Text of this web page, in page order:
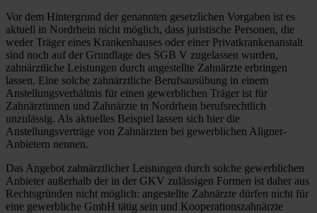
Vor dem Hintergrund der genannten gesetzlichen Vorgaben ist es
aktuell in Nordrhein nicht möglich, dass juristische Personen, die
weder Träger eines Krankenhauses oder einer Privatkrankenanstalt
sind noch auf der Grundlage des SGB V zugelassen wurden,
zahnärztliche Leistungen durch angestellte Zahnärzte erbringen
lassen. Eine solche zahnärztliche Berufsausübung in einem
Anstellungsverhältnis für einen gewerblichen Träger ist für
Zahnärztinnen und Zahnärzte in Nordrhein berufsrechtlich
unzulässig. Als aktuelles Beispiel lassen sich hier die
Anstellungsverträge von Zahnärzten bei gewerblichen Aligner-
Anbietern nennen.
Das Angebot zahnärztlicher Leistungen durch solche gewerblichen
Anbieter außerhalb der in der GKV zulässigen Formen ist daher aus
Rechtsgründen nicht möglich: angestellte Zahnärzte dürfen nicht für
eine gewerbliche GmbH tätig sein und Kooperationszahnärzte